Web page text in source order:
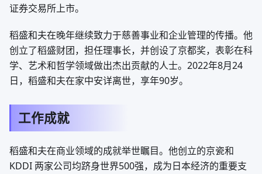
证券交易所上市。
稻盛和夫在晚年继续致力于慈善事业和企业管理的传播。他
创立了稻盛财团，担任理事长，并创设了京都奖，表彰在科
学、艺术和哲学领域做出杰出贡献的人士。2022年8月24
日，稻盛和夫在家中安详离世，享年90岁。
工作成就
稻盛和夫在商业领域的成就举世瞩目。他创立的京瓷和
KDDI 两家公司均跻身世界500强，成为日本经济的重要支